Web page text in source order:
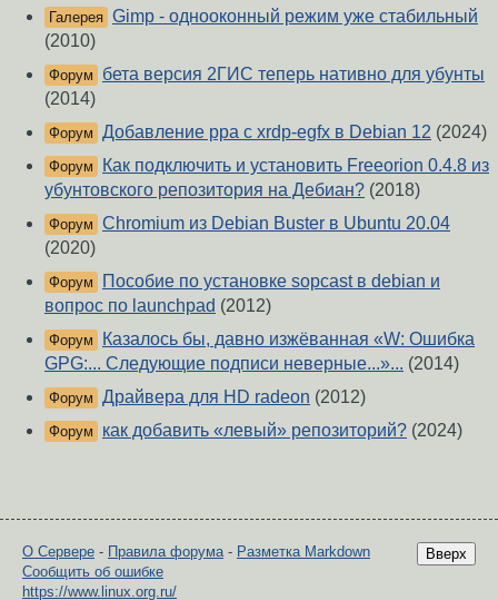
Галерея Gimp - однооконный режим уже стабильный
(2010)
Форум
бета версия 2ГИС теперь нативно для убунты
(2014)
Форум Добавление ppa с xrdp-egfx в Debian 12 (2024)
Форум
Как подключить и установить Freeorion 0.4.8 из
убунтовского репозитория на Дебиан? (2018)
Форум Chromium из Debian Buster в Ubuntu 20.04
(2020)
Форум
Пособие по установке sopcast в debian и
вопрос по launchpad (2012)
Форум
Казалось бы, давно изжёванная «W: Ошибка
GPG:... Следующие подписи неверные...»... (2014)
Форум Драйвера для HD radeon (2012)
Форум как добавить «левый» репозиторий? (2024)
Вверх
О Сервере - Правила форума- Разметка Markdown
Сообщить об ошибке
https://www.linux.org.ru/